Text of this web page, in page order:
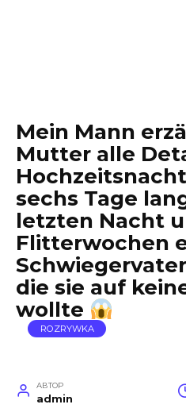
Mein Mann
Mutter alle
sechs Tage
letzten Nacht
Flitterwochen
die sie auf
wollte
ROZRYWKA
АВТОР
admin